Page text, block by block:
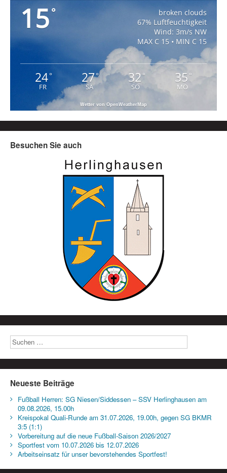
15°
broken clouds
67% Luftfeuchtigkeit
Wind: 3m/s NW
MAX C 15 • MIN C 15
24°
FR
27°
SA
32°
SO
35 °
MO
Wetter von OpenWeatherMap
Besuchen Sie auch
Neueste Beiträge
Fußball Herren: SG Niesen/Siddessen – SSV Herlinghausen am
09.08.2026, 15.00h
Kreispokal Quali-Runde am 31.07.2026, 19.00h, gegen SG BKMR
3:5 (1:1)
Vorbereitung auf die neue Fußball-Saison 2026/2027
Sportfest vom 10.07.2026 bis 12.07.2026
Arbeitseinsatz für unser bevorstehendes Sportfest!